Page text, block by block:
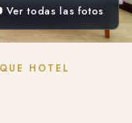
Ver todas las fotos
HOTEL